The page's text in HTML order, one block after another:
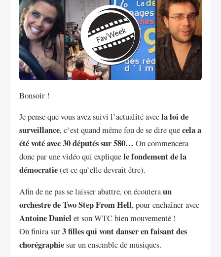
Bonsoir !
Je pense que vous avez suivi l’actualité avecla loi de
surveillance, c’est quand même fou de se dire quecela a
été voté avec 30 députés sur 580… On commencera
donc par une vidéo qui expliquele fondement de la
démocratie(et ce qu’elle devrait être).
Afin de ne pas se laisser abattre, on écouteraun
orchestre de Two Step From Hell, pour enchaîner avec
Antoine Daniel et son WTC bien mouvementé !
On finira sur3 filles qui vont danser en faisant des
chorégraphiesur un ensemble de musiques.